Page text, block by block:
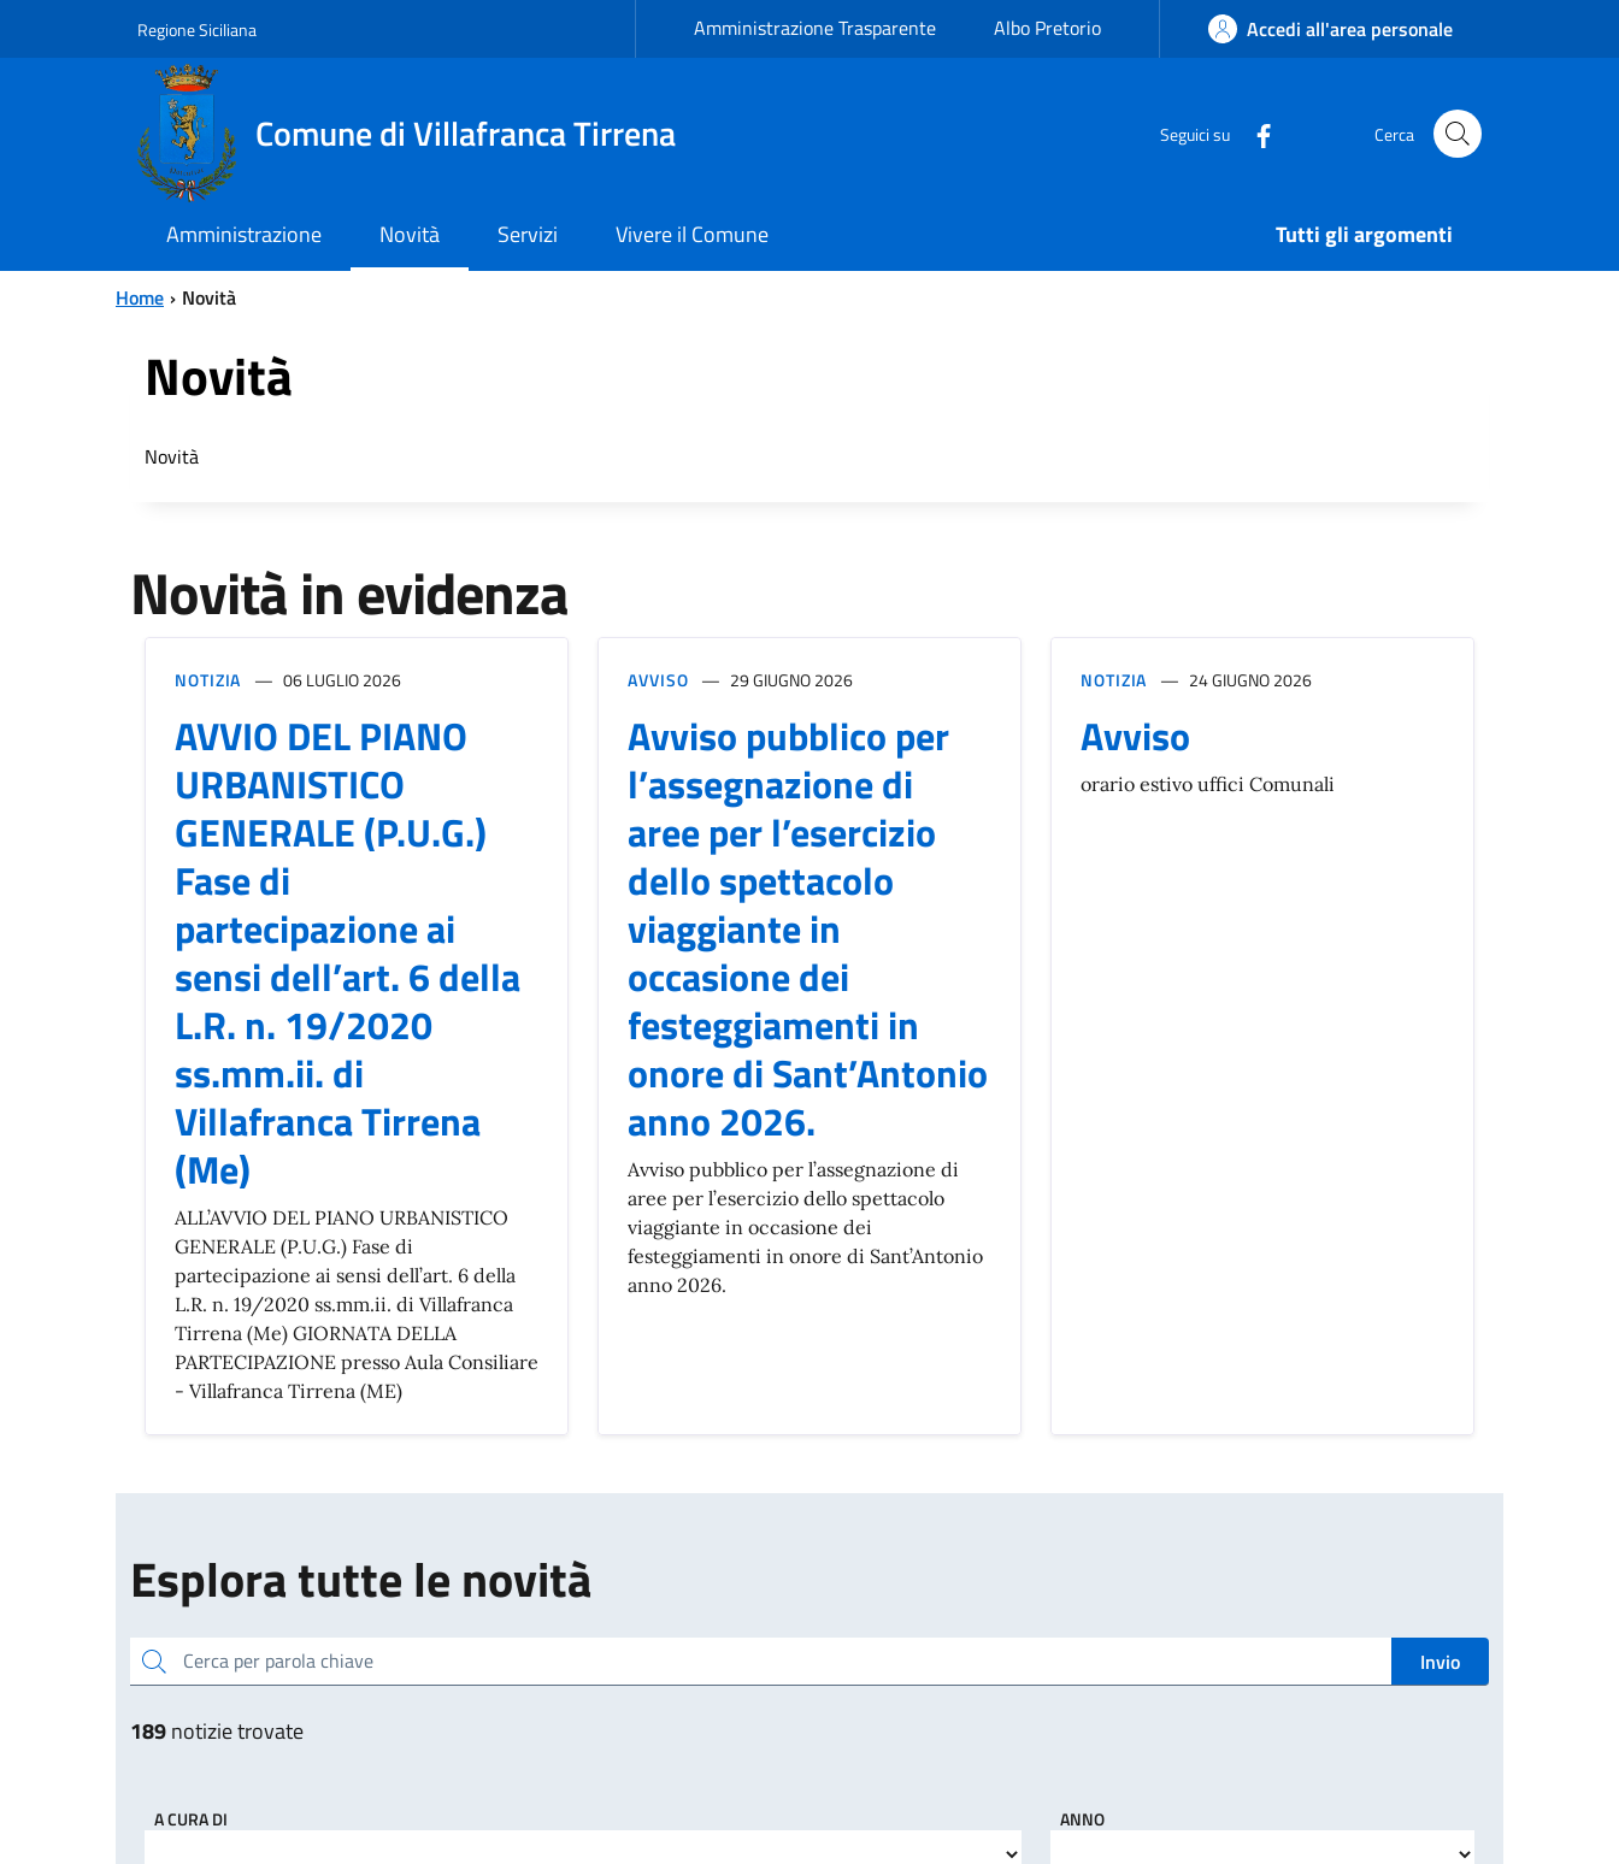
Regione Siciliana Amministrazione Trasparente Albo Pretorio Accedi all'area personale
Comune di Villafranca Tirrena Seguici su Cerca
Amministrazione Novità Servizi Vivere il Comune Tutti gli argomenti
Home Novità
Novità
Novità
Novità in evidenza
NOTIZIA 06 LUGLIO 2026
AVVIO DEL PIANO
URBANISTICO
GENERALE (P.U.G.)
Fase di
partecipazione ai
sensi dell’art. 6 della
L.R. n. 19/2020
ss.mm.ii. di
Villafranca Tirrena
(Me)
ALL’AVVIO DEL PIANO URBANISTICO
GENERALE (P.U.G.) Fase di
partecipazione ai sensi dell’art. 6 della
L.R. n. 19/2020 ss.mm.ii. di Villafranca
Tirrena (Me) GIORNATA DELLA
PARTECIPAZIONE presso Aula Consiliare
- Villafranca Tirrena (ME)
AVVISO 29 GIUGNO 2026
Avviso pubblico per
l’assegnazione di
aree per l’esercizio
dello spettacolo
viaggiante in
occasione dei
festeggiamenti in
onore di Sant’Antonio
anno 2026.
Avviso pubblico per l’assegnazione di
aree per l’esercizio dello spettacolo
viaggiante in occasione dei
festeggiamenti in onore di Sant’Antonio
anno 2026.
NOTIZIA 24 GIUGNO 2026
Avviso
orario estivo uffici Comunali
Esplora tutte le novità
Cerca per parola chiave Invio
189notizie trovate
A CURA DI ANNO